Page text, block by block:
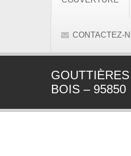
CONTACTEZ-
BOIS – 95850